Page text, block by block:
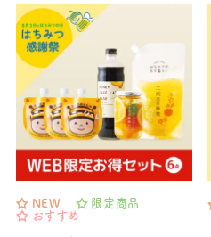
NEW
限定商品
おすすめ